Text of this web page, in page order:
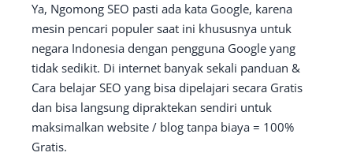
Ya, Ngomong SEO pasti ada kata Google, karena
mesin pencari populer saat ini khususnya untuk
negara Indonesia dengan pengguna Google yang
tidak sedikit. Di internet banyak sekali panduan &
Cara belajar SEO yang bisa dipelajari secara Gratis
dan bisa langsung dipraktekan sendiri untuk
maksimalkan website / blog tanpa biaya = 100%
Gratis.